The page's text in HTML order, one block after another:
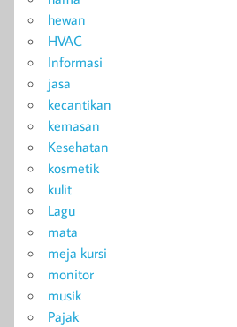
hewan
HVAC
Informasi
jasa
kecantikan
kemasan
Kesehatan
kosmetik
kulit
Lagu
mata
meja kursi
monitor
musik
Pajak